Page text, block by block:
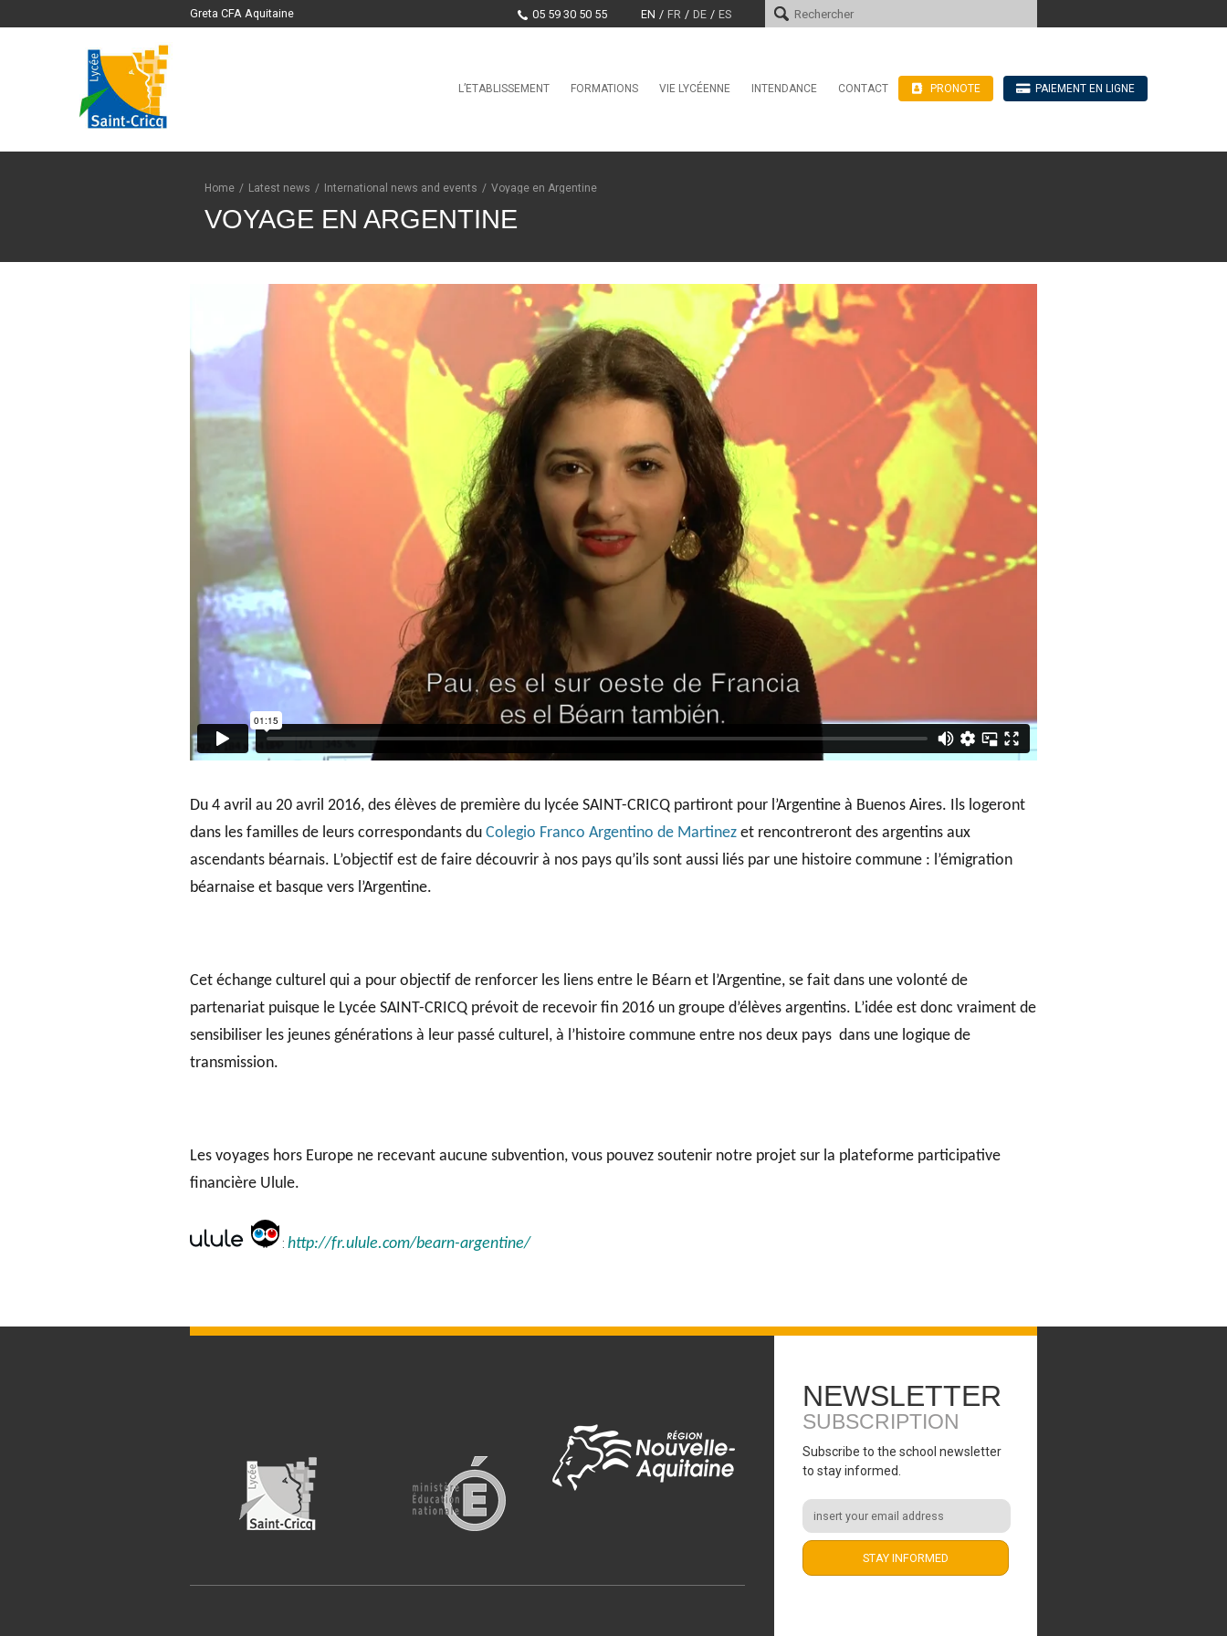
Greta CFA Aquitaine 05 59 30 50 55 EN FR DE ES
L’ETABLISSEMENT
Histoire
Offres d’emploi et stages
FORMATIONS
BTS Conseil et
Commercialisation de Solutions
Techniques
BTS CIEL anciennement
Systèmes Numériques
BTS Conception et Réalisation
de Systèmes Automatiques –
automatismes et robotique
BTS Electrotechnique
BTS Contrôle Industriel et
Régulation Automatique
(C.I.R.A.)
Les BTS par la voie de
l’apprentissage
Licence Professionnelle
VIE LYCÉENNE INTENDANCE
Paiement en ligne
CONTACT PRONOTE PAIEMENT EN LIGNE
Home / Latest news / International news and events / Voyage en Argentine
VOYAGE EN ARGENTINE
Du 4 avril au 20 avril 2016, des élèves de première du lycée SAINT-CRICQ partiront pour l’Argentine à Buenos Aires. Ils logeront
dans les familles de leurs correspondants du Colegio Franco Argentino de Martinez et rencontreront des argentins aux
ascendants béarnais. L’objectif est de faire découvrir à nos pays qu’ils sont aussi liés par une histoire commune : l’émigration
béarnaise et basque vers l’Argentine.
Cet échange culturel qui a pour objectif de renforcer les liens entre le Béarn et l’Argentine, se fait dans une volonté de
partenariat puisque le Lycée SAINT-CRICQ prévoit de recevoir fin 2016 un groupe d’élèves argentins. L’idée est donc vraiment de
sensibiliser les jeunes générations à leur passé culturel, à l’histoire commune entre nos deux pays dans une logique de
transmission.
Les voyages hors Europe ne recevant aucune subvention, vous pouvez soutenir notre projet sur la plateforme participative
financière Ulule.
: http://fr.ulule.com/bearn-argentine/
NEWSLETTER
SUBSCRIPTION
Subscribe to the school newsletter
to stay informed.